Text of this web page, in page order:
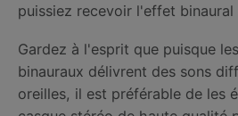
puissiez recevoir l'effet binaural
Gardez à l'esprit que puisque
binauraux délivrent des sons
oreilles, il est préférable de les